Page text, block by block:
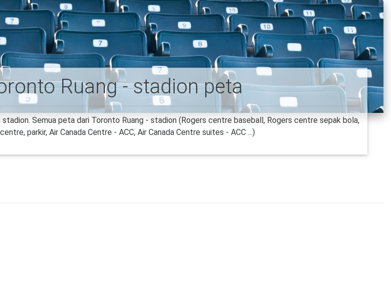
Ruang - stadion peta
Semua peta dari Toronto Ruang - stadion (Rogers centre baseball, Rogers centre sepak bola,
parkir, Air Canada Centre - ACC, Air Canada Centre suites - ACC ...)